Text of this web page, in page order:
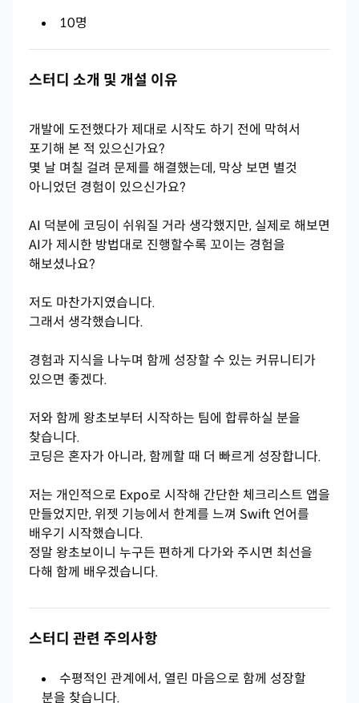
10명
스터디 소개 및 개설 이유
개발에 도전했다가 제대로 시작도 하기 전에 막혀서
포기해 본 적 있으신가요?
몇 날 며칠 걸려 문제를 해결했는데, 막상 보면 별것
아니었던 경험이 있으신가요?
AI 덕분에 코딩이 쉬워질 거라 생각했지만, 실제로 해보면
AI가 제시한 방법대로 진행할수록 꼬이는 경험을
해보셨나요?
저도 마찬가지였습니다.
그래서 생각했습니다.
경험과 지식을 나누며 함께 성장할 수 있는 커뮤니티가
있으면 좋겠다.
저와 함께 왕초보부터 시작하는 팀에 합류하실 분을
찾습니다.
코딩은 혼자가 아니라, 함께할 때 더 빠르게 성장합니다.
저는 개인적으로 Expo로 시작해 간단한 체크리스트 앱을
만들었지만, 위젯 기능에서 한계를 느껴 Swift 언어를
배우기 시작했습니다.
정말 왕초보이니 누구든 편하게 다가와 주시면 최선을
다해 함께 배우겠습니다.
스터디 관련 주의사항
수평적인 관계에서, 열린 마음으로 함께 성장할
분을 찾습니다.